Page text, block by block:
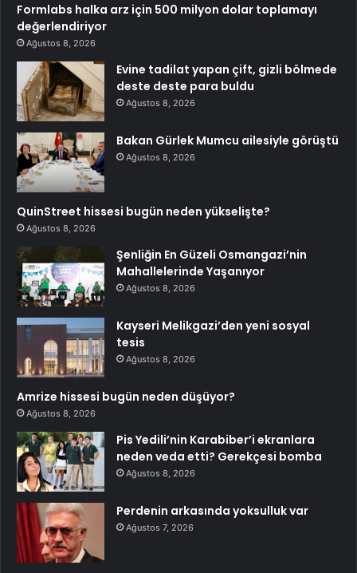
Formlabs halka arz için 500 milyon dolar toplamayı
değerlendiriyor
Ağustos 8, 2026
Evine tadilat yapan çift, gizli bölmede
deste deste para buldu
Ağustos 8, 2026
Bakan Gürlek Mumcu ailesiyle görüştü
Ağustos 8, 2026
QuinStreet hissesi bugün neden yükselişte?
Ağustos 8, 2026
Şenliğin En Güzeli Osmangazi’nin
Mahallelerinde Yaşanıyor
Ağustos 8, 2026
Kayseri Melikgazi’den yeni sosyal
tesis
Ağustos 8, 2026
Amrize hissesi bugün neden düşüyor?
Ağustos 8, 2026
Pis Yedili’nin Karabiber’i ekranlara
neden veda etti? Gerekçesi bomba
Ağustos 8, 2026
Perdenin arkasında yoksulluk var
Ağustos 7, 2026